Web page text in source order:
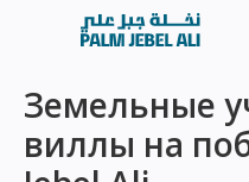
Земельные
виллы на